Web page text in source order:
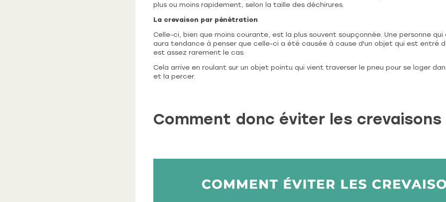
plus ou moins rapidement, selon la taille des déchirures.
La crevaison par pénétration
Celle-ci, bien que moins courante, est la plus souvent soupçonnée. Une personne qui
aura tendance à penser que celle-ci a été causée à cause d'un objet qui est entré
est assez rarement le cas.
Cela arrive en roulant sur un objet pointu qui vient traverser le pneu pour se loger
et la percer.
Comment donc éviter les crevaisons